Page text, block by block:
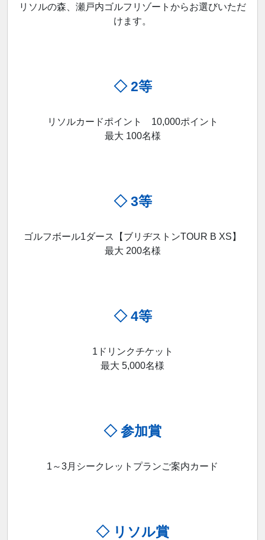
リソルの森、瀬戸内ゴルフリゾートからお選びいただ
けます。
◇ 2等
リソルカードポイント 10,000ポイント
最大 100名様
◇ 3等
ゴルフボール1ダース【ブリヂストンTOUR B XS】
最大 200名様
◇ 4等
1ドリンクチケット
最大 5,000名様
◇ 参加賞
1～3月シークレットプランご案内カード
◇ リソル賞